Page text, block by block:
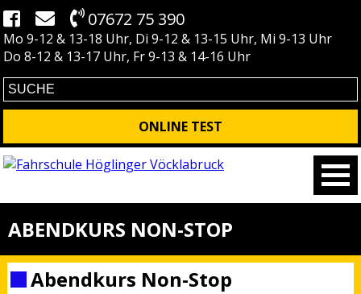
07672 75 390
Mo 9-12 & 13-18 Uhr, Di 9-12 & 13-15 Uhr, Mi 9-13 Uhr
Do 8-12 & 13-17 Uhr, Fr 9-13 & 14-16 Uhr
ONLINE TEST
ABENDKURS NON-STOP
Abendkurs Non-Stop